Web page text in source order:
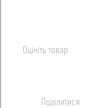
Оцініть товар
Поділитися